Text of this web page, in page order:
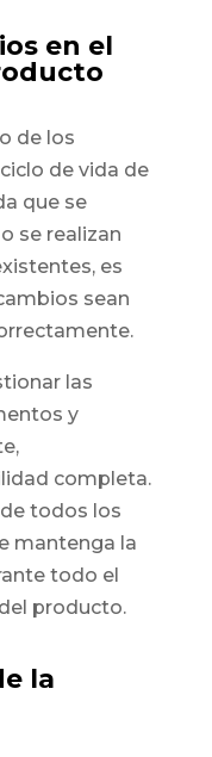
en el
de los
de vida de
que se
se realizan
es
sean
las
y
completa.
todos los
mantenga la
todo el
producto.
la